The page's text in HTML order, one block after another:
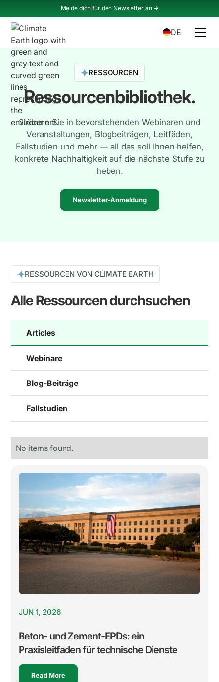
Melde dich für den Newsletter an ->
DE
RESSOURCEN
Ressourcenbibliothek.
Stöbern Sie in bevorstehenden Webinaren und
Veranstaltungen, Blogbeiträgen, Leitfäden,
Fallstudien und mehr — all das soll Ihnen helfen,
konkrete Nachhaltigkeit auf die nächste Stufe zu
heben.
Newsletter-Anmeldung
RESSOURCEN VON CLIMATE EARTH
Alle Ressourcen durchsuchen
Articles
Webinare
Blog-Beiträge
Fallstudien
No items found.
JUN 1, 2026
Beton- und Zement-EPDs: ein
Praxisleitfaden für technische Dienste
Read More